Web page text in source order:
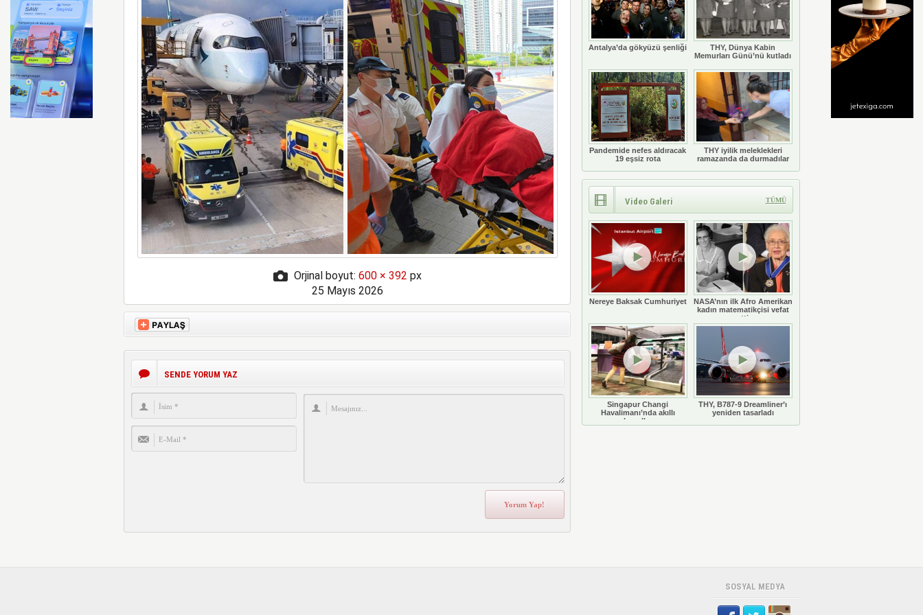
FAA Marine One helikopterine soruşturma başlattı
Orjinal boyut: 600 × 392 px
25 Mayıs 2026
SENDE YORUM YAZ
Antalya’da gökyüzü şenliği
THY, Dünya Kabin
Memurları Günü’nü kutladı
Pandemide nefes aldıracak
19 eşsiz rota
THY iyilik meleklekleri
ramazanda da durmadılar
Video Galeri TÜMÜ
Nereye Baksak Cumhuriyet
NASA’nın ilk Afro Amerikan
kadın matematikçisi vefat
etti
Singapur Changi
Havalimanı’nda akıllı
bavullar
THY, B787-9 Dreamliner’ı
yeniden tasarladı
SOSYAL MEDYA